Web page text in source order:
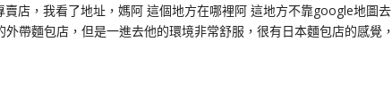
店，我看了地址，媽阿 這個地方在哪裡阿 這地方不靠google地圖去
帶麵包店，但是一進去他的環境非常舒服，很有日本麵包店的感覺，